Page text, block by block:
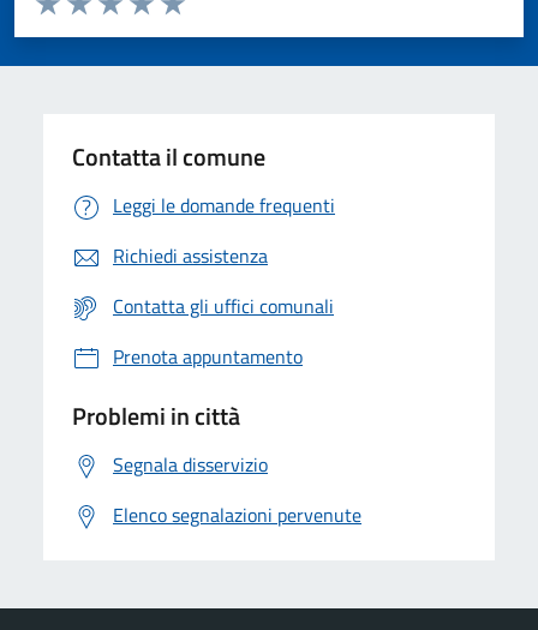
Valuta 5 stelle su 5
Valuta 4 stelle su 5
Valuta 3 stelle su 5
Valuta 2 stelle su 5
Valuta 1 stelle su 5
Contatta il comune
Leggi le domande frequenti
Richiedi assistenza
Contatta gli uffici comunali
Prenota appuntamento
Problemi in città
Segnala disservizio
Elenco segnalazioni pervenute